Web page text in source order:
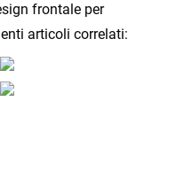
frontale per
articoli correlati: